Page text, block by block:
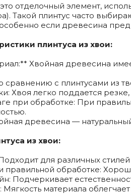
отделочный элемент,
Такой плинтус часто
если древесина
плинтуса из хвои:
Хвойная древесина
сравнению с плинтусами из
Хвоя легко поддается
при обработке: При
древесина —
из хвои:
для различных
правильной обработке:
Подчеркивает
материала облегчает